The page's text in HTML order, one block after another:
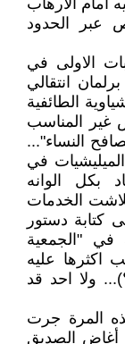
امام الارهاب
عبر الحدود
الاولى في
حصيلتها برلمان انتقالي
الطائفية
غير المناسب
النساء"...
في
بكل الوانه
الخدمات
كتابة دستور
في "الجمعية
اكثرها عليه
ولا احد قد
المرة جرت
مطلع العام 2006 بنجاح أغاض الصديق